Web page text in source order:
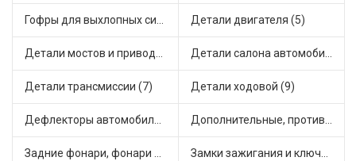
Гофры для выхлопных систем (8) Детали двигателя (5)
Детали мостов и привода трансмиссии (14) Детали салона автомобиля (15)
Детали трансмиссии (7) Детали ходовой (9)
Дефлекторы автомобильные (2) Дополнительные, противотуманные фары (8)
Задние фонари, фонари видимости (2) Замки зажигания и ключи (10)